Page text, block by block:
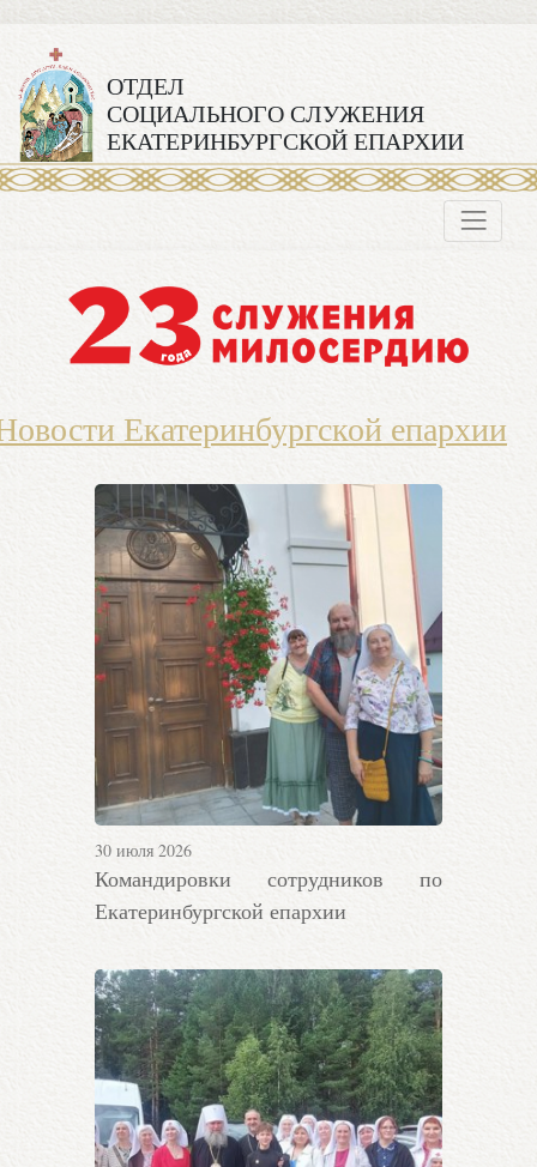
ОТДЕЛ
СОЦИАЛЬНОГО СЛУЖЕНИЯ
ЕКАТЕРИНБУРГСКОЙ ЕПАРХИИ
Екатеринбургской епархии
30 июля 2026
Командировки сотрудников по
Екатеринбургской епархии